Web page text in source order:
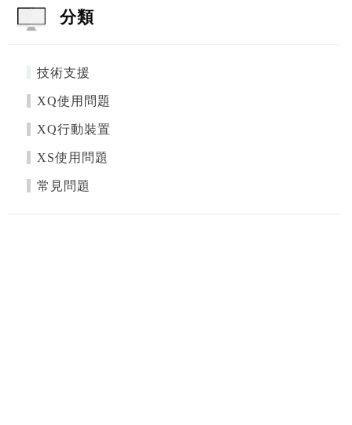
分類
技術支援
XQ使用問題
XQ行動裝置
XS使用問題
常見問題